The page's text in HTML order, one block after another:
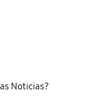
Noticias?